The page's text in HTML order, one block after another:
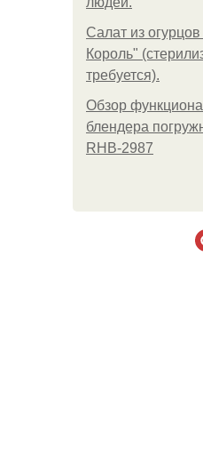
Салат из
Король"
требуется).
Обзор
блендера
RHB-2987